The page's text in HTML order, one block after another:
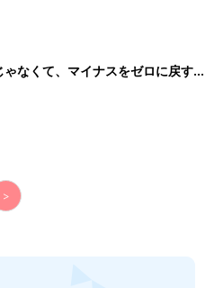
なくて、マイナスをゼロに戻す手
>